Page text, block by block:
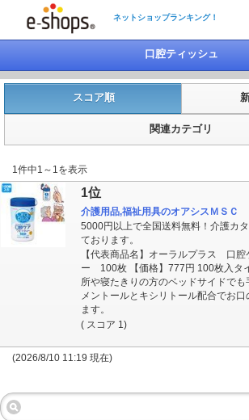
ネットショップランキング！
口腔ティッシュ
スコア順
関連カテゴリ
1件中1～1を表示
1位
介護用品,福祉用具のオアシスＭＳＣ
5000円以上で全国送料無料！介護カ
ております。
【代表商品名】オーラルプラス 口腔
ー 100枚 【価格】777円 100枚入タ
所や寝たきりの方のベッドサイドでも
メントールとキシリトール配合でお口
ます。
( スコア 1)
(2026/8/10 11:19 現在)